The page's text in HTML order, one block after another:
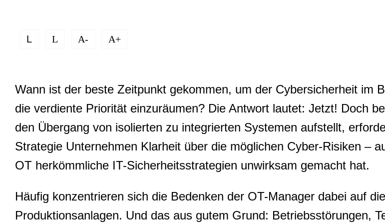
L L A- A+
Wann ist der beste Zeitpunkt gekommen, um der Cybersicherheit im
die verdiente Priorität einzuräumen? Die Antwort lautet: Jetzt! Doch
den Übergang von isolierten zu integrierten Systemen aufstellt,
Strategie Unternehmen Klarheit über die möglichen Cyber-Risiken –
OT herkömmliche IT-Sicherheitsstrategien unwirksam gemacht hat.
Häufig konzentrieren sich die Bedenken der OT-Manager dabei auf
Produktionsanlagen. Und das aus gutem Grund: Betriebsstörungen,